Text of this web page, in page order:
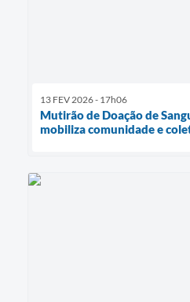
13 FEV 2026 - 17h06
Mutirão de Doação de
mobiliza comunidade e